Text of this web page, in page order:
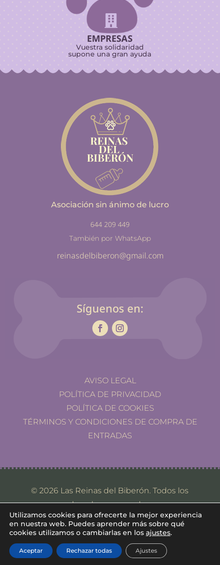

EMPRESAS
Vuestra solidaridad
supone una gran ayuda
Asociación sin ánimo de lucro
644 209 449
También por WhatsApp
reinasdelbiberon@gmail.com
Síguenos en:
AVISO LEGAL
POLÍTICA DE PRIVACIDAD
POLÍTICA DE COOKIES
TÉRMINOS Y CONDICIONES DE COMPRA DE
ENTRADAS
© 2026 Las Reinas del Biberón. Todos los
derechos reservados.
Utilizamos cookies para ofrecerte la mejor experiencia
en nuestra web. Puedes aprender más sobre qué
cookies utilizamos o cambiarlas en los ajustes.
Aceptar Rechazar todas Ajustes